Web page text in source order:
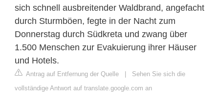
sich schnell ausbreitender Waldbrand, angefacht
durch Sturmböen, fegte in der Nacht zum
Donnerstag durch Südkreta und zwang über
1.500 Menschen zur Evakuierung ihrer Häuser
und Hotels.
Antrag auf Entfernung der Quelle | Sehen Sie sich die
vollständige Antwort auf translate.google.com an